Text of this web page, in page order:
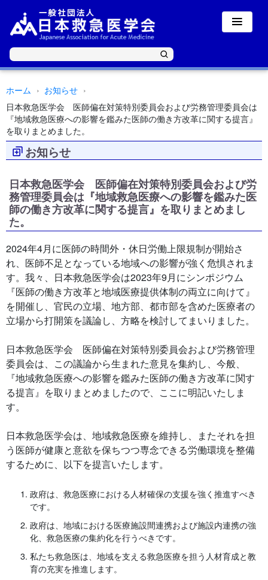
ホーム
お知らせ
日本救急医学会 医師偏在対策特別委員会および労務管理委員会は
『地域救急医療への影響を鑑みた医師の働き方改革に関する提言』
を取りまとめました。
お知らせ
日本救急医学会 医師偏在対策特別委員会および労
務管理委員会は『地域救急医療への影響を鑑みた医
師の働き方改革に関する提言』を取りまとめまし
た。
2024年4月に医師の時間外・休日労働上限規制が開始さ
れ、医師不足となっている地域への影響が強く危惧されま
す。我々、日本救急医学会は2023年9月にシンポジウム
『医師の働き方改革と地域医療提供体制の両立に向けて』
を開催し、官民の立場、地方部、都市部を含めた医療者の
立場から打開策を議論し、方略を検討してまいりました。
日本救急医学会 医師偏在対策特別委員会および労務管理
委員会は、この議論から生まれた意見を集約し、今般、
『地域救急医療への影響を鑑みた医師の働き方改革に関す
る提言』を取りまとめましたので、ここに明記いたしま
す。
日本救急医学会は、地域救急医療を維持し、またそれを担
う医師が健康と意欲を保ちつつ専念できる労働環境を整備
するために、以下を提言いたします。
政府は、救急医療における人材確保の支援を強く推進すべき
です。
政府は、地域における医療施設間連携および施設内連携の強
化、救急医療の集約化を行うべきです。
私たち救急医は、地域を支える救急医療を担う人材育成と教
育の充実を推進します。